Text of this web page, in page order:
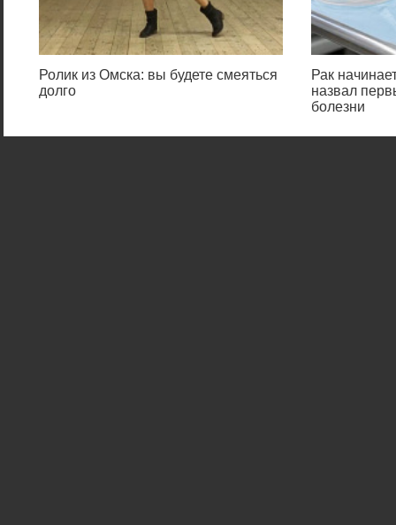
Ролик из Омска: вы будете смеяться
долго
Рак
назвал
болезни